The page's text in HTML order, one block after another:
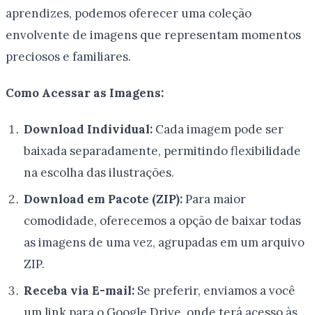
aprendizes, podemos oferecer uma coleção
envolvente de imagens que representam momentos
preciosos e familiares.
Como Acessar as Imagens:
Download Individual:Cada imagem pode ser
baixada separadamente, permitindo flexibilidade
na escolha das ilustrações.
Download em Pacote (ZIP):Para maior
comodidade, oferecemos a opção de baixar todas
as imagens de uma vez, agrupadas em um arquivo
ZIP.
Receba via E-mail:Se preferir, enviamos a você